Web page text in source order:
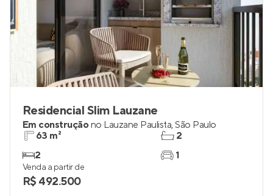
Residencial Slim Lauzane
Em construçãono Lauzane Paulista,São Paulo
63 m²
2
2
1
Venda a partir de
R$ 492.500